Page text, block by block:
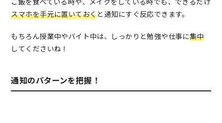
スマホを手元に置いておくと通知にすぐ反応できます。
もちろん授業中やバイト中は、しっかりと勉強や仕事に集中
してくださいね！
通知のパターンを把握！